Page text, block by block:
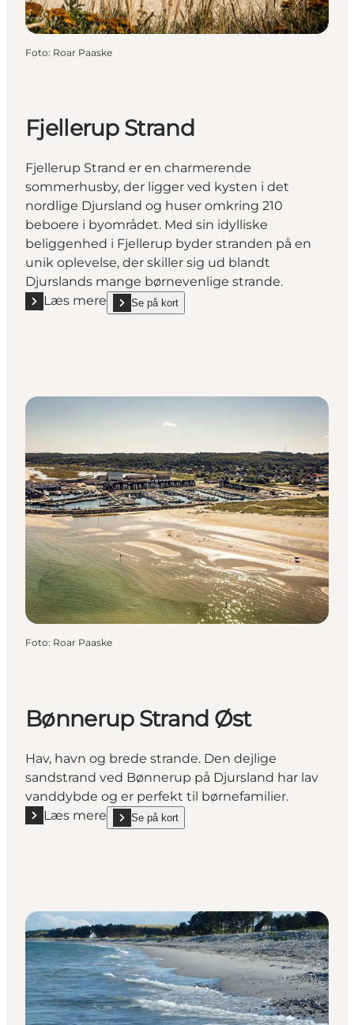
Foto: Roar Paaske
Fjellerup Strand
Fjellerup Strand er en charmerende
sommerhusby, der ligger ved kysten i det
nordlige Djursland og huser omkring 210
beboere i byområdet. Med sin idylliske
beliggenhed i Fjellerup byder stranden på en
unik oplevelse, der skiller sig ud blandt
Djurslands mange børnevenlige strande.
Læs mere
Læs mere "Fjellerup Strand"
Se på kort
show Fjellerup Strand on_map
Foto: Roar Paaske
Bønnerup Strand Øst
Hav, havn og brede strande. Den dejlige
sandstrand ved Bønnerup på Djursland har lav
vanddybde og er perfekt til børnefamilier.
Læs mere
Læs mere "Bønnerup Strand Øst"
Se på kort
show Bønnerup Strand Øst on_map